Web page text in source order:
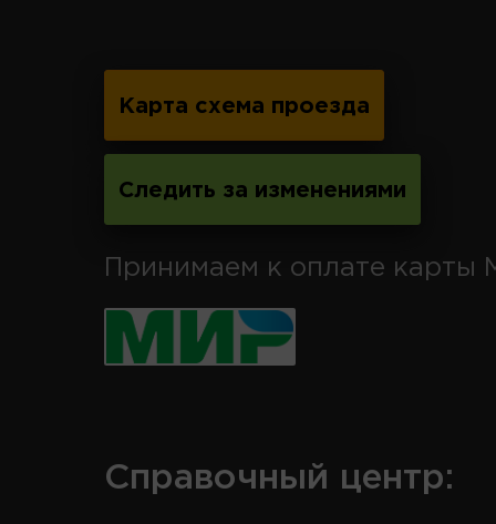
Карта схема проезда
Следить за изменениями
Принимаем к оплате карты
Справочный центр: